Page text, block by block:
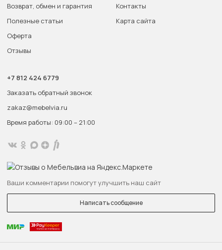
Возврат, обмен и гарантия
Полезные статьи
Оферта
Отзывы
Контакты
Карта сайта
+7 812 424 6779
Заказать обратный звонок
zakaz@mebelvia.ru
Время работы: 09:00 – 21:00
Ваши комментарии помогут улучшить наш сайт
Написать сообщение